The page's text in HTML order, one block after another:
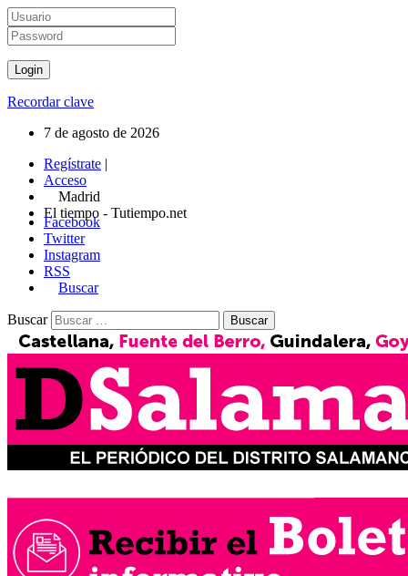
Recordar clave
7 de agosto de 2026
Regístrate |
Acceso
Madrid
El tiempo - Tutiempo.net
Facebook
Twitter
Instagram
RSS
Buscar
Buscar